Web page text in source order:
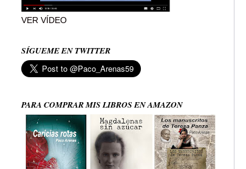
VER VÍDEO
SÍGUEME EN TWITTER
PARA COMPRAR MIS LIBROS EN AMAZON